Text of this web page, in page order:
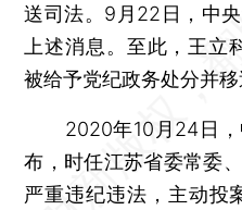
送司法。9月22日，中
上述消息。至此，王立
被给予党纪政务处分并移
2020年10月24日，
布，时任江苏省委常委
严重违纪违法，主动投